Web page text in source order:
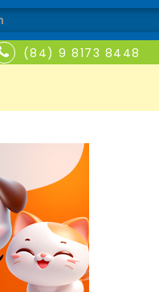
(84) 9 8173 8448